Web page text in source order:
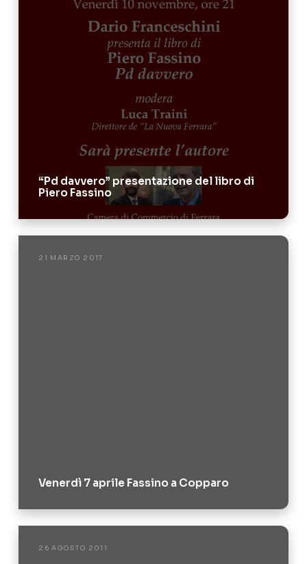
“Pd davvero” presentazione del libro di
Piero Fassino
21 MARZO 2017
Venerdì 7 aprile Fassino a Copparo
26 AGOSTO 2011